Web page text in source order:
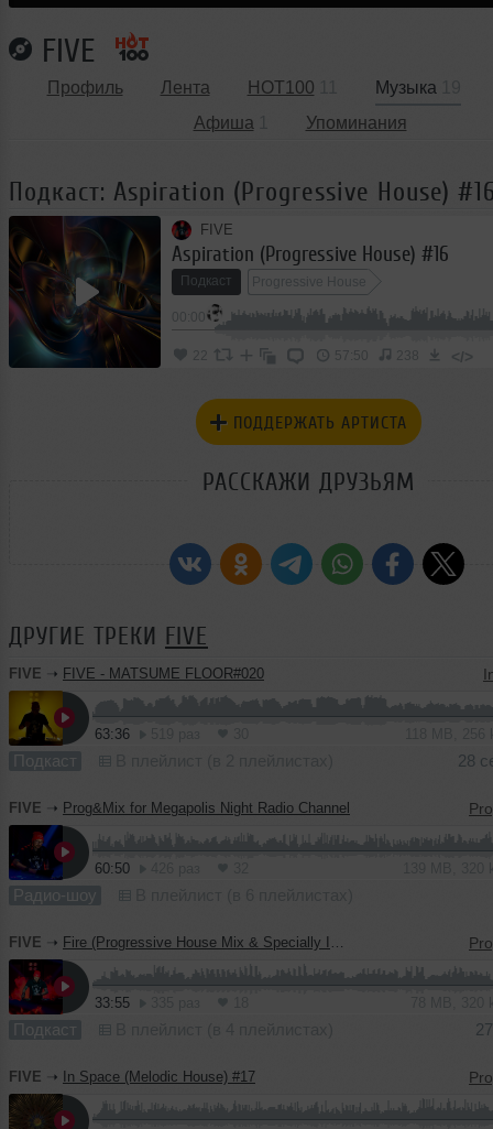
FIVE
Профиль Лента HOT100 Музыка
Афиша
Упоминания
Подкаст: Aspiration (Progressive House)
FIVE
Aspiration (Progressive House) #16
Подкаст Progressive House
22 57:50 238 </>
ПОДДЕРЖАТЬ АРТИСТА
РАССКАЖИ ДРУЗЬЯМ
ДРУГИЕ ТРЕКИ FIVE
FIVE ➝ FIVE - MATSUME FLOOR#020
63:36
Подкаст 28
FIVE ➝ Prog&Mix for Megapolis Night Radio Channel
60:50
Радио-шоу
FIVE ➝ Fire (Progressive House Mix & Specially Intricate Records)#18
33:55
Подкаст
FIVE ➝ In Space (Melodic House) #17